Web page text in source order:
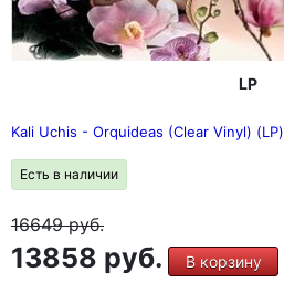
LP
Kali Uchis - Orquideas (Clear Vinyl) (LP)
Есть в наличии
16649руб.
13858 руб. В корзину